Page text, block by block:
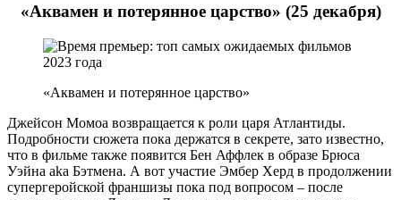
«Аквамен и потерянное царство» (25 декабря)
«Аквамен и потерянное царство»
Джейсон Момоа возвращается к роли царя Атлантиды.
Подробности сюжета пока держатся в секрете, зато известно,
что в фильме также появится Бен Аффлек в образе Брюса
Уэйна aka Бэтмена. А вот участие Эмбер Херд в продолжении
супергеройской франшизы пока под вопросом – после